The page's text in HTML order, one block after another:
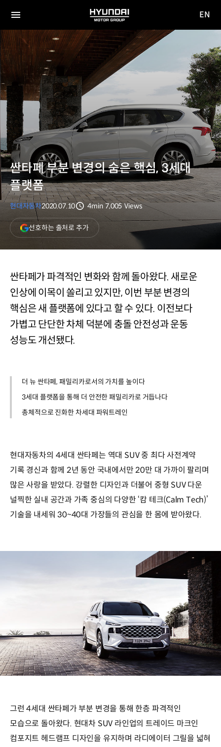
전체
메뉴
HYUNDAI
MOTOR
GROUP
이동
EN
싼타페 부분 변경의 숨은 핵심, 3세대
플랫폼
현대자동차2020.07.10
분량
4min
조회수
7,005 Views
선호하는 출처로 추가(새
창
열림)
싼타페가 파격적인 변화와 함께 돌아왔다. 새로운
인상에 이목이 쏠리고 있지만, 이번 부분 변경의
핵심은 새 플랫폼에 있다고 할 수 있다. 이전보다
가볍고 단단한 차체 덕분에 충돌 안전성과 운동
성능도 개선됐다.
더 뉴 싼타페, 패밀리카로서의 가치를 높이다
3세대 플랫폼을 통해 더 안전한 패밀리카로 거듭나다
총체적으로 진화한 차세대 파워트레인
현대자동차의 4세대 싼타페는 역대 SUV 중 최다 사전계약
기록 경신과 함께 2년 동안 국내에서만 20만 대 가까이 팔리며
많은 사랑을 받았다. 강렬한 디자인과 더불어 중형 SUV 다운
널찍한 실내 공간과 가족 중심의 다양한 ‘캄 테크(Calm Tech)’
기술을 내세워 30~40대 가장들의 관심을 한 몸에 받아왔다.
그런 4세대 싼타페가 부분 변경을 통해 한층 파격적인
모습으로 돌아왔다. 현대차 SUV 라인업의 트레이드 마크인
컴포지트 헤드램프 디자인을 유지하며 라디에이터 그릴을 넓혀